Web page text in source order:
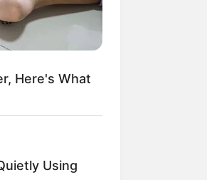
Here's What
Using